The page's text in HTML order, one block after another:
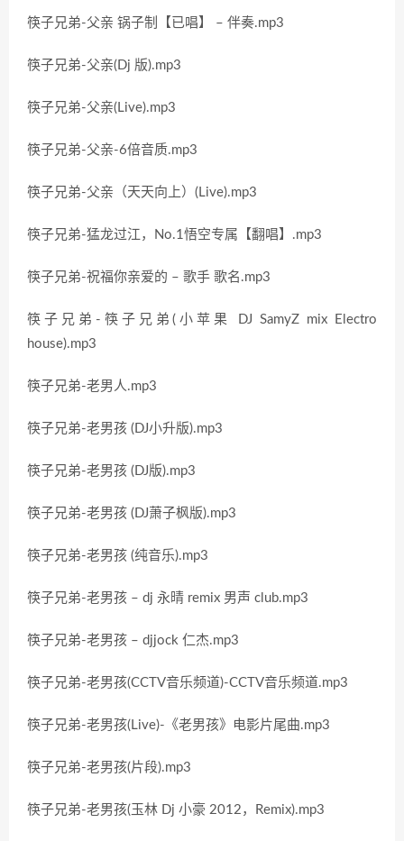
筷子兄弟-父亲 锅子制【已唱】 – 伴奏.mp3
筷子兄弟-父亲(Dj 版).mp3
筷子兄弟-父亲(Live).mp3
筷子兄弟-父亲-6倍音质.mp3
筷子兄弟-父亲（天天向上）(Live).mp3
筷子兄弟-猛龙过江，No.1悟空专属【翻唱】.mp3
筷子兄弟-祝福你亲爱的 – 歌手 歌名.mp3
筷子兄弟-筷子兄弟(小苹果 DJ SamyZ mix Electro
house).mp3
筷子兄弟-老男人.mp3
筷子兄弟-老男孩 (DJ小升版).mp3
筷子兄弟-老男孩 (DJ版).mp3
筷子兄弟-老男孩 (DJ萧子枫版).mp3
筷子兄弟-老男孩 (纯音乐).mp3
筷子兄弟-老男孩 – dj 永晴 remix 男声 club.mp3
筷子兄弟-老男孩 – djjock 仁杰.mp3
筷子兄弟-老男孩(CCTV音乐频道)-CCTV音乐频道.mp3
筷子兄弟-老男孩(Live)-《老男孩》电影片尾曲.mp3
筷子兄弟-老男孩(片段).mp3
筷子兄弟-老男孩(玉林 Dj 小豪 2012，Remix).mp3